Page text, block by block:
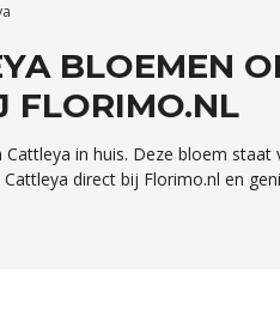
BLOEMEN
FLORIMO.NL
in huis. Deze bloem
direct bij Florimo.nl en